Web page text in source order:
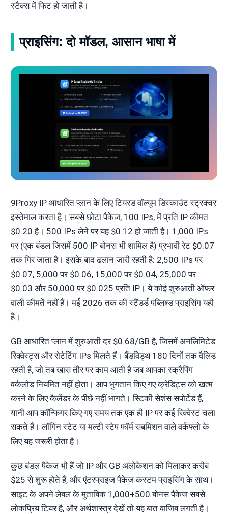
स्टैक्स में फिट हो जाती है।
प्राइसिंग: दो मॉडल, आसान भाषा में
9Proxy IP आधारित प्लान के लिए टियरड वॉल्यूम डिस्काउंट स्ट्रक्चर
इस्तेमाल करता है। सबसे छोटा पैकेज, 100 IPs, में प्रति IP कीमत
$0.20 है। 500 IPs लेने पर यह $0.12 हो जाती है। 1,000 IPs
पर (एक बंडल जिसमें 500 IP बोनस भी शामिल है) प्रभावी रेट $0.07
तक गिर जाता है। इसके बाद ढलान जारी रहती है: 2,500 IPs पर
$0.07, 5,000 पर $0.06, 15,000 पर $0.04, 25,000 पर
$0.03 और 50,000 पर $0.025 प्रति IP। ये कोई शुरुआती ऑफर
वाली कीमतें नहीं हैं। मई 2026 तक की स्टैंडर्ड पब्लिश्ड प्राइसिंग यही
है।
GB आधारित प्लान में शुरुआती दर $0.68/GB है, जिसमें अनलिमिटेड
रिक्वेस्ट्स और रोटेटिंग IPs मिलते हैं। बैंडविड्थ 180 दिनों तक वैलिड
रहती है, जो तब खास तौर पर काम आती है जब आपका स्क्रैपिंग
वर्कलोड नियमित नहीं होता। आप भुगतान किए गए क्रेडिट्स को खत्म
करने के लिए कैलेंडर के पीछे नहीं भागते। स्टिकी सेशंस सपोर्टेड हैं,
यानी आप कॉन्फिगर किए गए समय तक एक ही IP पर कई रिक्वेस्ट चला
सकते हैं। लॉगिन स्टेट या मल्टी स्टेप फॉर्म सबमिशन वाले वर्कफ्लो के
लिए यह जरूरी होता है।
कुछ बंडल पैकेज भी हैं जो IP और GB अलोकेशन को मिलाकर करीब
$25 से शुरू होते हैं, और एंटरप्राइज पैकेज कस्टम प्राइसिंग के साथ।
साइट के अपने लेबल के मुताबिक 1,000+500 बोनस पैकेज सबसे
लोकप्रिय टियर है, और अर्थशास्त्र देखें तो यह बात वाजिब लगती है।